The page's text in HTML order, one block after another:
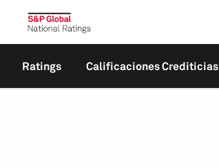
Ratings Calificaciones Crediticias